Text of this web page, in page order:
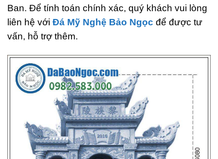
Ban. Để tính toán chính xác, quý khách vui lòng
liên hệ với Đá Mỹ Nghệ Bảo Ngọc để được tư
vấn, hỗ trợ thêm.